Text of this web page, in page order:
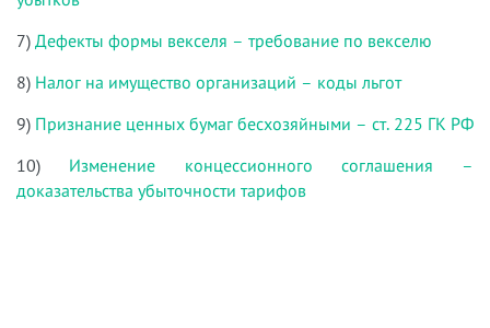
7) Дефекты формы векселя – требование по векселю
8) Налог на имущество организаций – коды льгот
9) Признание ценных бумаг бесхозяйными – ст. 225 ГК РФ
10) Изменение концессионного соглашения –
доказательства убыточности тарифов